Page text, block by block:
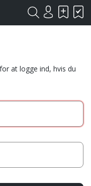
at logge ind, hvis du